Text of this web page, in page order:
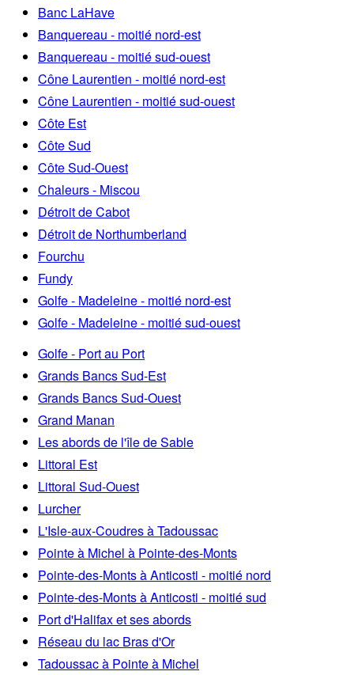
Banc LaHave
Banquereau - moitié nord-est
Banquereau - moitié sud-ouest
Cône Laurentien - moitié nord-est
Cône Laurentien - moitié sud-ouest
Côte Est
Côte Sud
Côte Sud-Ouest
Chaleurs - Miscou
Détroit de Cabot
Détroit de Northumberland
Fourchu
Fundy
Golfe - Madeleine - moitié nord-est
Golfe - Madeleine - moitié sud-ouest
Golfe - Port au Port
Grands Bancs Sud-Est
Grands Bancs Sud-Ouest
Grand Manan
Les abords de l'île de Sable
Littoral Est
Littoral Sud-Ouest
Lurcher
L'Isle-aux-Coudres à Tadoussac
Pointe à Michel à Pointe-des-Monts
Pointe-des-Monts à Anticosti - moitié nord
Pointe-des-Monts à Anticosti - moitié sud
Port d'Halifax et ses abords
Réseau du lac Bras d'Or
Tadoussac à Pointe à Michel